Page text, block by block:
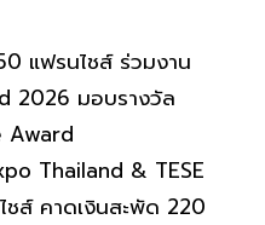
แฟรนไชส์ ร่วมงาน
2026 มอบรางวัล
Award
Thailand & TESE
ส์ คาดเงินสะพัด 220